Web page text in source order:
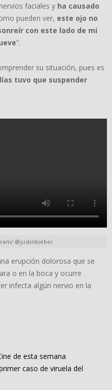
faciales y ha causado
pueden ver, este ojo no
con este lado de mi
”.
su situación, pues es
tuvo que suspender
@justinbieber
erupción dolorosa que se
o en la boca y ocurre
infecta algún nervio en la
de esta semana
caso de viruela del